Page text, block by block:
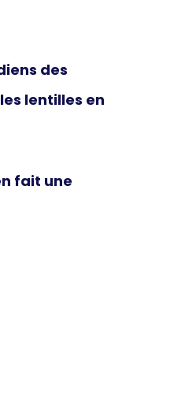
des
les lentilles en
fait une